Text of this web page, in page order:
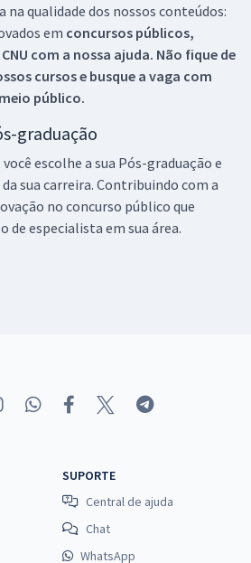
qualidade dos nossos conteúdos:
em concursos públicos,
com a nossa ajuda. Não fique de
cursos e busque a vaga com
público.
graduação
escolhe a sua Pós-graduação e
sua carreira. Contribuindo com a
no concurso público que
de especialista em sua área.
SUPORTE
Central de ajuda
Chat
WhatsApp